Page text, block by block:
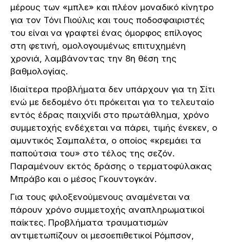
μέρους των «μπλε» και πλέον μοναδικό κίνητρο
για τον Τόνι Πιούλις και τους ποδοσφαιριστές
του είναι να γραφτεί ένας όμορφος επίλογος
στη φετινή, ομολογουμένως επιτυχημένη
χρονιά, λαμβάνοντας την 8η θέση της
βαθμολογίας.
Ιδιαίτερα προβλήματα δεν υπάρχουν για τη Σίτι
ενώ με δεδομένο ότι πρόκειται για το τελευταίο
εντός έδρας παιχνίδι στο πρωτάθλημα, χρόνο
συμμετοχής ενδέχεται να πάρει, τιμής ένεκεν, ο
αμυντικός Σαμπαλέτα, ο οποίος «κρεμάει τα
παπούτσια του» στο τέλος της σεζόν.
Παραμένουν εκτός δράσης ο τερματοφύλακας
Μπράβο και ο μέσος Γκουντογκάν.
Για τους φιλοξενούμενους αναμένεται να
πάρουν χρόνο συμμετοχής αναπληρωματικοί
παίκτες. Προβλήματα τραυματισμών
αντιμετωπίζουν οι μεσοεπιθετικοί Ρόμπσον,